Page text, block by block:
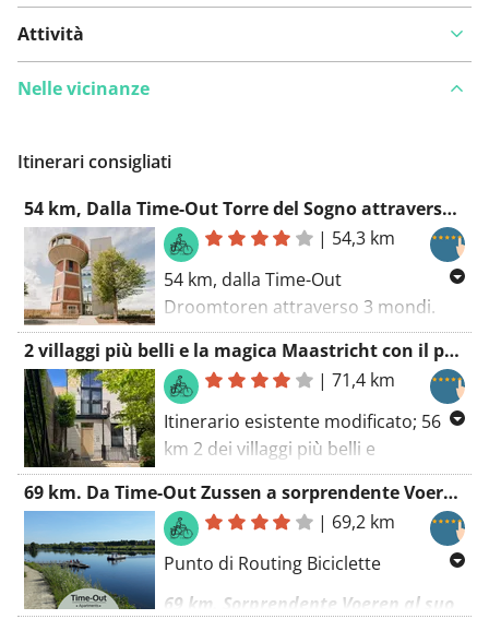
Attività
Nelle vicinanze
Itinerari consigliati
54 km, Dalla Time-Out Torre del Sogno attraverso 3 mondi.
| 54,3 km
54 km, dalla Time-Out
Droomtoren attraverso 3 mondi.
Wallonia, Paesi Bassi, Fiandre, 3
mondi li riconoscerai in bici.
2 villaggi più belli e la magica Maastricht con il passaggio del castello di vino Genoelselederen.
|71,4 km
Itinerario esistente modificato; 56
km 2 dei villaggi più belli e
Maastricht magica modificato con
passaggio al castello del vino di
Genoelselderen.
69 km. Da Time-Out Zussen a sorprendente Voeren al suo meglio! (traghetto)
| 69,2 km
Punto di Routing Biciclette
69 km. Sorprendente Voeren al suo